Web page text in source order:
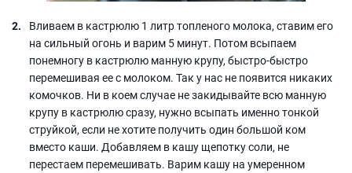
Вливаем в кастрюлю 1 литр топленого молока, ставим его
на сильный огонь и варим 5 минут. Потом всыпаем
понемногу в кастрюлю манную крупу, быстро-быстро
перемешивая ее с молоком. Так у нас не появится никаких
комочков. Ни в коем случае не закидывайте всю манную
крупу в кастрюлю сразу, нужно всыпать именно тонкой
струйкой, если не хотите получить один большой ком
вместо каши. Добавляем в кашу щепотку соли, не
перестаем перемешивать. Варим кашу на умеренном